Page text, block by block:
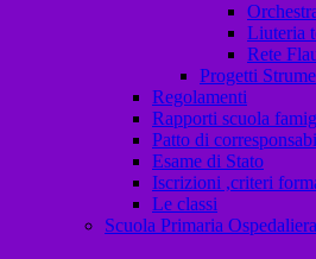
Liuteria
Rete
Progetti
Regolamenti
Rapporti scuola
Patto di
Esame di Stato
Iscrizioni ,criteri
Le classi
Scuola Primaria Ospedaliera